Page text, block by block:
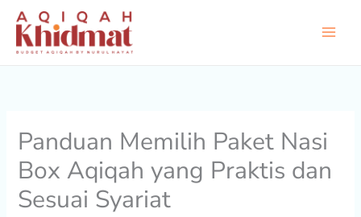
Lewati
konten
Panduan Memilih Paket Nasi
Box Aqiqah yang Praktis dan
Sesuai Syariat